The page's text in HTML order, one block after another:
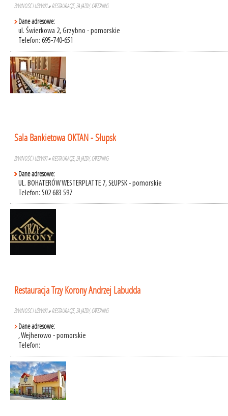
ŻYWNOŚĆ I UŻYWKI»RESTAURACJE, ZAJAZDY, CATERING
Dane adresowe:
ul. Świerkowa 2, Grzybno - pomorskie
Telefon: 695-740-651
Sala Bankietowa OKTAN - Słupsk
ŻYWNOŚĆ I UŻYWKI»RESTAURACJE, ZAJAZDY, CATERING
Dane adresowe:
UL. BOHATERÓW WESTERPLATTE 7, SŁUPSK - pomorskie
Telefon: 502 683 597
Restauracja Trzy Korony Andrzej Labudda
ŻYWNOŚĆ I UŻYWKI»RESTAURACJE, ZAJAZDY, CATERING
Dane adresowe:
, Wejherowo - pomorskie
Telefon: